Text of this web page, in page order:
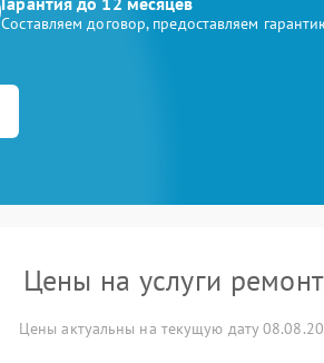
Составляем договор, предоставляем
Цены на услуги
Цены актуальны на текущую дату